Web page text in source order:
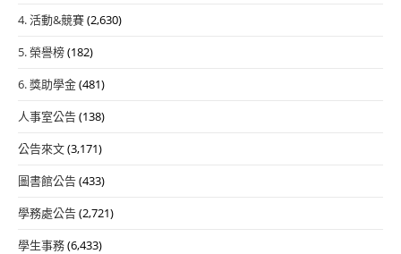
4. 活動&競賽(2,630)
5. 榮譽榜(182)
6. 獎助學金(481)
人事室公告(138)
公告來文(3,171)
圖書館公告(433)
學務處公告(2,721)
學生事務(6,433)